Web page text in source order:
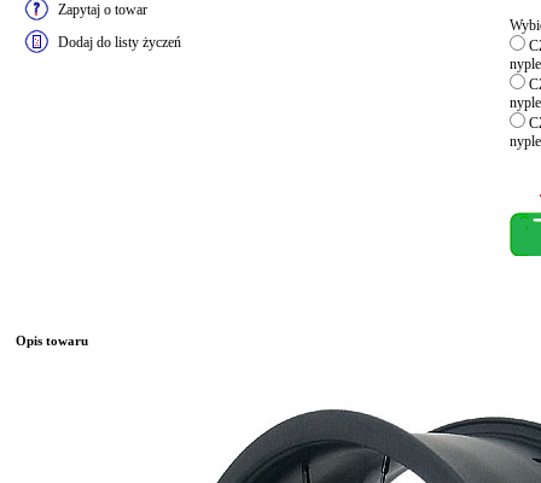
Zapytaj o towar
Dodaj do listy życzeń
nyple
nyple
nyple
Opis towaru